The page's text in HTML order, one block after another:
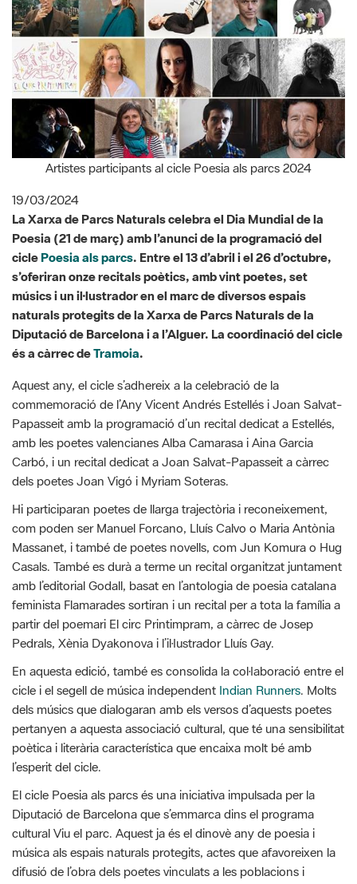
Artistes participants al cicle Poesia als parcs 2024
19/03/2024
La Xarxa de Parcs Naturals celebra el Dia Mundial de la
Poesia (21 de març) amb l’anunci de la programació del
ciclePoesia als parcs
s’oferiran onze recitals poètics, amb vint poetes, set
músics i un il·lustrador en el marc de diversos espais
naturals protegits de la Xarxa de Parcs Naturals de la
Diputació de Barcelona i a l’Alguer. La coordinació del cicle
és a càrrec deTramoia.
Aquest any, el cicle s’adhereix a la celebració de la
commemoració de l’Any Vicent Andrés Estellés i Joan Salvat-
amb les poetes valencianes Alba Camarasa i Aina Garcia
Carbó, i un recital dedicat a Joan Salvat-Papasseit a càrrec
dels poetes Joan Vigó i Myriam Soteras.
Hi participaran poetes de llarga trajectòria i reconeixement,
com poden ser Manuel Forcano, Lluís Calvo o Maria Antònia
Massanet, i també de poetes novells, com Jun Komura o Hug
Casals. També es durà a terme un recital organitzat juntament
amb l’editorial Godall, basat en l’antologia de poesia catalana
feminista Flamarades sortiran i un recital per a tota la família a
partir del poemari El circ Printimpram, a càrrec de Josep
Pedrals, Xènia Dyakonova i l’il·lustrador Lluís Gay.
En aquesta edició, també es consolida la col·laboració entre el
cicle i el segell de música independentIndian Runners. Molts
dels músics que dialogaran amb els versos d’aquests poetes
pertanyen a aquesta associació cultural, que té una sensibilitat
poètica i literària característica que encaixa molt bé amb
l’esperit del cicle.
El cicle Poesia als parcs és una iniciativa impulsada per la
Diputació de Barcelona que s’emmarca dins el programa
cultural Viu el parc. Aquest ja és el dinovè any de poesia i
música als espais naturals protegits, actes que afavoreixen la
difusió de l’obra dels poetes vinculats a les poblacions i
paisatges d’aquests entorns, així com la descoberta de noves
veus. L’assistència a tots els actes és oberta i gratuïta.
El programa Poesia als parcs ofereix unservei d’interpretació